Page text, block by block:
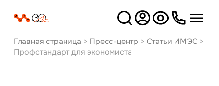
Версия
для слабовидящих
Главная страница > Пресс-центр > Статьи ИМЭС>
Профстандарт для экономиста